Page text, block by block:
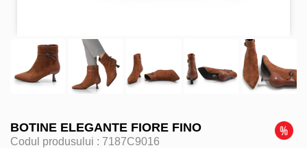
BOTINE ELEGANTE FIORE FINO
Codul produsului : 7187C9016